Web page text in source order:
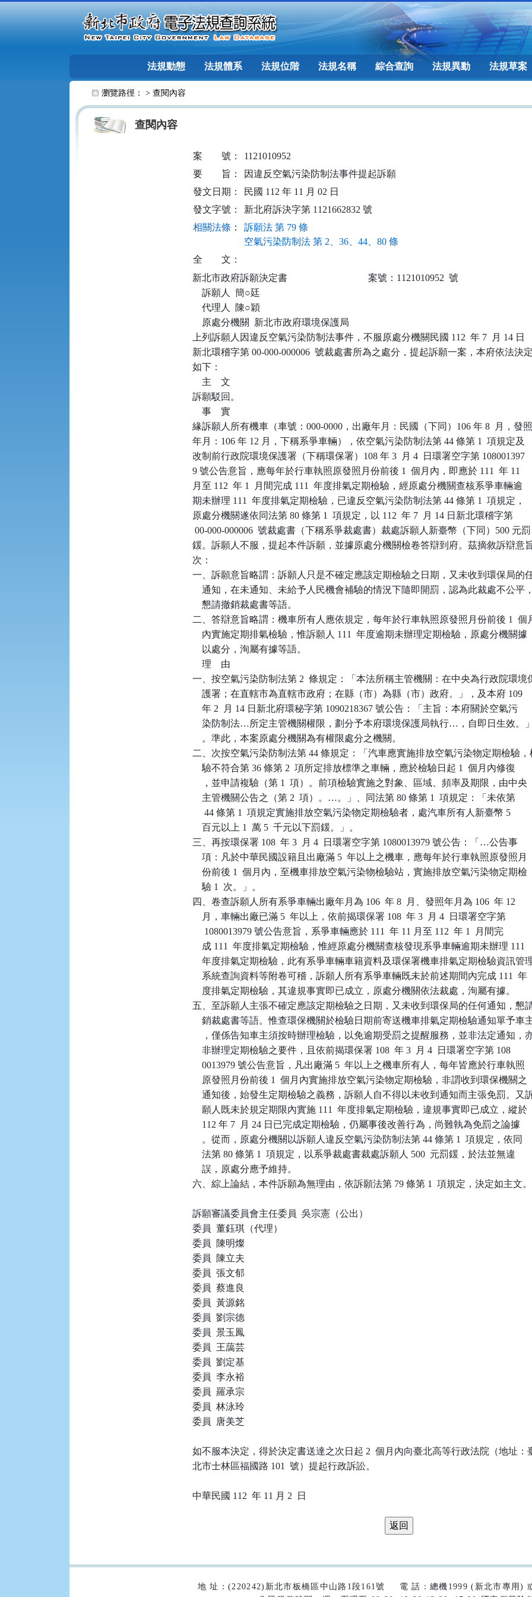
法規動態 法規體系 法規位階 法規名稱 綜合查詢 法規異動 法規草案
瀏覽路徑： > 查閱內容
查閱內容
案 號：
1121010952
要
旨：
因違反空氣污染防制法事件提起訴願
發文日期：
民國 112 年 11 月 02 日
發文字號：
新北府訴決字第 1121662832 號
相關法條 ：
訴願法 第 79 條
空氣污染防制法 第 2、36、44、80 條
全
文：
新北市政府訴願決定書                                  案號：1121010952  號
    訴願人  簡○廷
    代理人  陳○穎
    原處分機關  新北市政府環境保護局
上列訴願人因違反空氣污染防制法事件，不服原處分機關民國 112  年 7  月 14 日
新北環稽字第 00-000-000006  號裁處書所為之處分，提起訴願一案，本府依法決定
如下：
    主    文
訴願駁回。
    事    實
緣訴願人所有機車（車號：000-0000，出廠年月：民國（下同）106 年 8  月，發照
年月：106 年 12 月，下稱系爭車輛），依空氣污染防制法第 44 條第 1  項規定及
改制前行政院環境保護署（下稱環保署）108 年 3  月 4  日環署空字第 108001397
9 號公告意旨，應每年於行車執照原發照月份前後 1  個月內，即應於 111  年 11
月至 112  年 1  月間完成 111  年度排氣定期檢驗，經原處分機關查核系爭車輛逾
期未辦理 111  年度排氣定期檢驗，已違反空氣污染防制法第 44 條第 1  項規定，
原處分機關遂依同法第 80 條第 1  項規定，以 112  年 7  月 14 日新北環稽字第
00-000-000006  號裁處書（下稱系爭裁處書）裁處訴願人新臺幣（下同）500 元罰
鍰。訴願人不服，提起本件訴願，並據原處分機關檢卷答辯到府。茲摘敘訴辯意
次：
一、訴願意旨略謂：訴願人只是不確定應該定期檢驗之日期，又未收到環保局的
    通知，在未通知、未給予人民機會補驗的情況下隨即開罰，認為此裁處不公平，
    懇請撤銷裁處書等語。
二、答辯意旨略謂：機車所有人應依規定，每年於行車執照原發照月份前後 1  個
    內實施定期排氣檢驗，惟訴願人 111  年度逾期未辦理定期檢驗，原處分機關據
    以處分，洵屬有據等語。
    理    由
一、按空氣污染防制法第 2  條規定：「本法所稱主管機關：在中央為行政院環境
    護署；在直轄市為直轄市政府；在縣（市）為縣（市）政府。」，及本府 109
    年 2  月 14 日新北府環秘字第 1090218367 號公告：「主旨：本府關於空氣污
    染防制法…所定主管機關權限，劃分予本府環境保護局執行…，自即日生效。」
    。準此，本案原處分機關為有權限處分之機關。
二、次按空氣污染防制法第 44 條規定：「汽車應實施排放空氣污染物定期檢驗，
    驗不符合第 36 條第 2  項所定排放標準之車輛，應於檢驗日起 1  個月內修復
    ，並申請複驗（第 1  項）。前項檢驗實施之對象、區域、頻率及期限，由中央
    主管機關公告之（第 2  項）。…。」、同法第 80 條第 1  項規定：「未依第
     44 條第 1  項規定實施排放空氣污染物定期檢驗者，處汽車所有人新臺幣 5
    百元以上 1  萬 5  千元以下罰鍰。」。
三、再按環保署 108  年 3  月 4  日環署空字第 1080013979 號公告：「…公告事
    項：凡於中華民國設籍且出廠滿 5  年以上之機車，應每年於行車執照原發照月
    份前後 1  個月內，至機車排放空氣污染物檢驗站，實施排放空氣污染物定期檢
    驗 1  次。」。
四、卷查訴願人所有系爭車輛出廠年月為 106  年 8  月、發照年月為 106  年 12
    月，車輛出廠已滿 5  年以上，依前揭環保署 108  年 3  月 4  日環署空字第
     1080013979 號公告意旨，系爭車輛應於 111  年 11 月至 112  年 1  月間完
    成 111  年度排氣定期檢驗，惟經原處分機關查核發現系爭車輛逾期未辦理 111
年度排氣定期檢驗，此有系爭車輛車籍資料及環保署機車排氣定期檢驗資訊管
    系統查詢資料等附卷可稽，訴願人所有系爭車輛既未於前述期間內完成 111  年
    度排氣定期檢驗，其違規事實即已成立，原處分機關依法裁處，洵屬有據。
五、至訴願人主張不確定應該定期檢驗之日期，又未收到環保局的任何通知，懇
銷裁處書等語。惟查環保機關於檢驗日期前寄送機車排氣定期檢驗通知單予車
，僅係告知車主須按時辦理檢驗，以免逾期受罰之提醒服務，並非法定通知，
    非辦理定期檢驗之要件，且依前揭環保署 108  年 3  月 4  日環署空字第 108
    0013979 號公告意旨，凡出廠滿 5  年以上之機車所有人，每年皆應於行車執照
    原發照月份前後 1  個月內實施排放空氣污染物定期檢驗，非謂收到環保機關之
通知後，始發生定期檢驗之義務，訴願人自不得以未收到通知而主張免罰。又
    願人既未於規定期限內實施 111  年度排氣定期檢驗，違規事實即已成立，縱於
    112 年 7  月 24 日已完成定期檢驗，仍屬事後改善行為，尚難執為免罰之論據
    。從而，原處分機關以訴願人違反空氣污染防制法第 44 條第 1  項規定，依同
    法第 80 條第 1  項規定，以系爭裁處書裁處訴願人 500  元罰鍰，於法並無違
    誤，原處分應予維持。
六、綜上論結，本件訴願為無理由，依訴願法第 79 條第 1  項規定，決定如主文。
訴願審議委員會主任委員  吳宗憲（公出）
委員  董鈺琪（代理）
委員  陳明燦
委員  陳立夫
委員  張文郁
委員  蔡進良
委員  黃源銘
委員  劉宗德
委員  景玉鳳
委員  王藹芸
委員  劉定基
委員  李永裕
委員  羅承宗
委員  林泳玲
委員  唐美芝
如不服本決定，得於決定書送達之次日起 2  個月內向臺北高等行政法院（地址：
北市士林區福國路 101  號）提起行政訴訟。
地 址：(220242)新北市板橋區中山路1段161號
電 話：總機1999 (新北市專用)